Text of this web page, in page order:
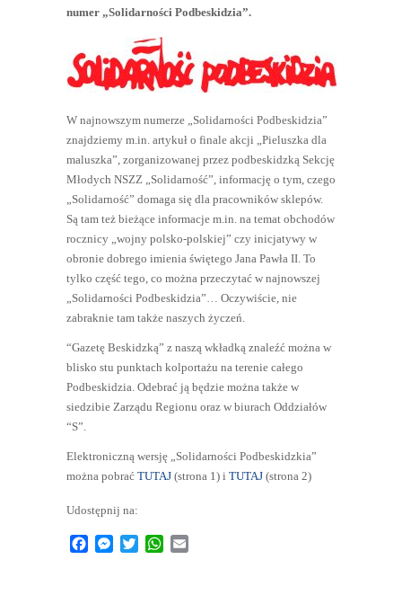
numer „Solidarności Podbeskidzia”.
W najnowszym numerze „Solidarności Podbeskidzia”
znajdziemy m.in. artykuł o finale akcji „Pieluszka dla
maluszka”, zorganizowanej przez podbeskidzką Sekcję
Młodych NSZZ „Solidarność”, informację o tym, czego
„Solidarność” domaga się dla pracowników sklepów.
Są tam też bieżące informacje m.in. na temat obchodów
rocznicy „wojny polsko-polskiej” czy inicjatywy w
obronie dobrego imienia świętego Jana Pawła II. To
tylko część tego, co można przeczytać w najnowszej
„Solidarności Podbeskidzia”… Oczywiście, nie
zabraknie tam także naszych życzeń.
“Gazetę Beskidzką” z naszą wkładką znaleźć można w
blisko stu punktach kolportażu na terenie całego
Podbeskidzia. Odebrać ją będzie można także w
siedzibie Zarządu Regionu oraz w biurach Oddziałów
“S”.
Elektroniczną wersję „Solidarności Podbeskidzkia”
można pobrać TUTAJ (strona 1) i TUTAJ(strona 2)
Udostępnij na:
FacebookMessenger
TwitterWhatsApp